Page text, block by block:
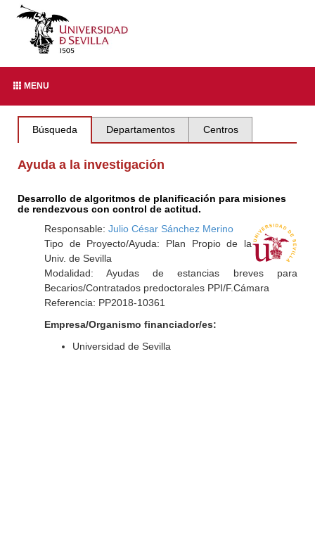
MENU
Búsqueda Departamentos Centros
Ayuda a la investigación
Desarrollo de algoritmos de planificación para misiones
de rendezvous con control de actitud.
Responsable: Julio César Sánchez Merino
Tipo de Proyecto/Ayuda: Plan Propio de la
Univ. de Sevilla
Modalidad: Ayudas de estancias breves para
Becarios/Contratados predoctorales PPI/F.Cámara
Referencia: PP2018-10361
Empresa/Organismo financiador/es:
Universidad de Sevilla